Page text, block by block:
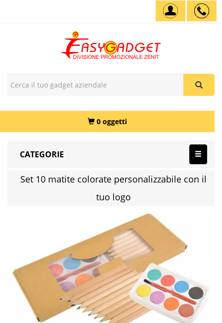
0 oggetti
CATEGORIE
Set 10 matite colorate personalizzabile con il
tuo logo